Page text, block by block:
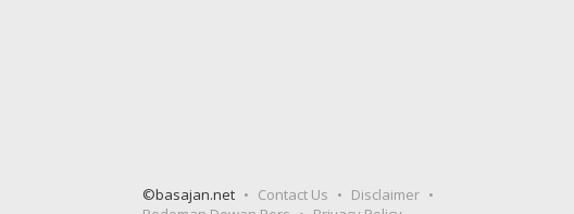
©basajan.net Contact Us
Disclaimer